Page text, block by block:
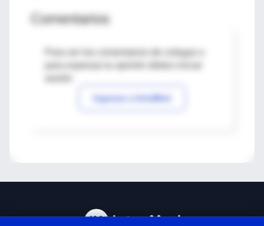
Comentarios
Para ver los comentarios de colegas o
Ingresar a IntraMed